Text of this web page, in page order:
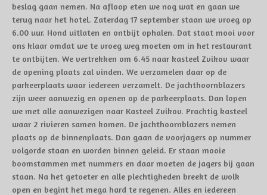
beslag gaan nemen. Na afloop eten we nog wat en gaan we
terug naar het hotel. Zaterdag 17 september staan we vroeg op
6.00 uur. Hond uitlaten en ontbijt ophalen. Dat staat mooi voor
ons klaar omdat we te vroeg weg moeten om in het restaurant
te ontbijten. We vertrekken om 6.45 naar kasteel Zvikov waar
de opening plaats zal vinden. We verzamelen daar op de
parkeerplaats waar iedereen verzamelt. De jachthoornblazers
zijn weer aanwezig en openen op de parkeerplaats. Dan lopen
we met alle aanwezigen naar Kasteel Zvikov. Prachtig kasteel
waar 2 rivieren samen komen. De jachthoornblazers nemen
plaats op de binnenplaats. Dan gaan de voorjagers op nummer
volgorde staan en worden binnen geleid. Er staan mooie
boomstammen met nummers en daar moeten de jagers bij gaan
staan. Na het getoeter en alle plechtigheden breekt de wolk
open en begint het mega hard te regenen. Alles en iedereen